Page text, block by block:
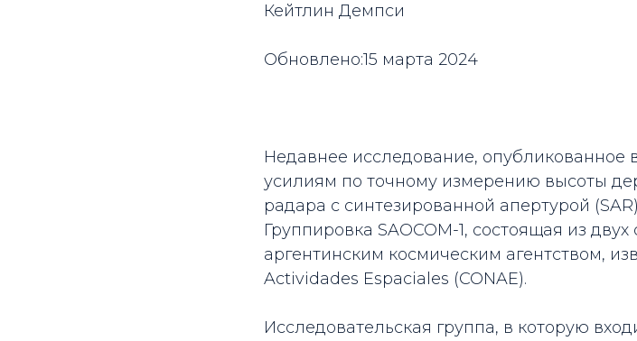
Кейтлин Демпси
Обновлено:15 марта 2024
Недавнее исследование, опубликованное
усилиям по точному измерению высоты
радара с синтезированной апертурой
Группировка SAOCOM-1, состоящая из
аргентинским космическим агентством,
Actividades Espaciales (CONAE).
Исследовательская группа, в которую